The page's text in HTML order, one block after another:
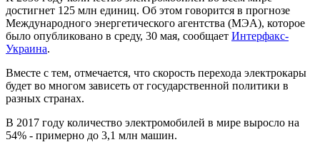
достигнет 125 млн единиц. Об этом говорится в прогнозе
Международного энергетического агентства (МЭА), которое
было опубликовано в среду, 30 мая, сообщает Интерфакс-
Украина.
Вместе с тем, отмечается, что скорость перехода электрокары
будет во многом зависеть от государственной политики в
разных странах.
В 2017 году количество электромобилей в мире выросло на
54% - примерно до 3,1 млн машин.